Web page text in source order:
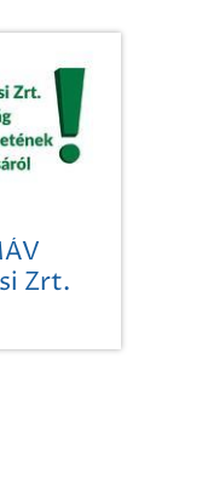
Zrt.